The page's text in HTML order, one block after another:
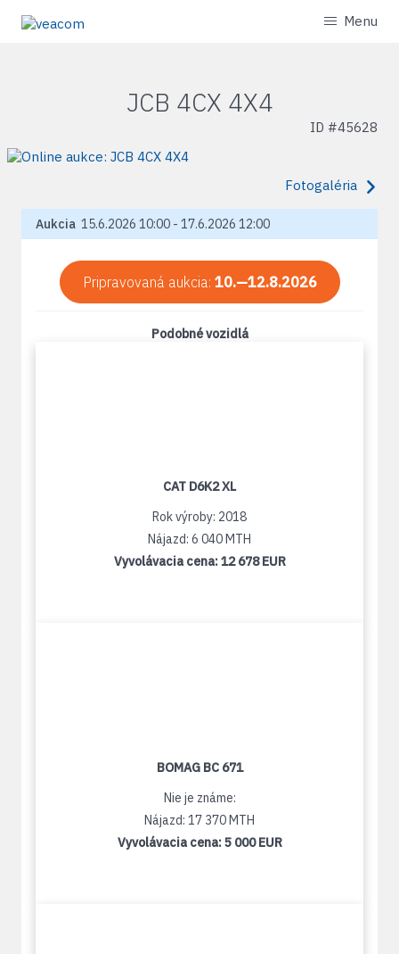
Menu
JCB 4CX 4X4
ID #45628
Fotogaléria
Aukcia 15.6.2026 10:00 - 17.6.2026 12:00
Pripravovaná aukcia: 10.—12.8.2026
Podobné vozidlá
CAT D6K2 XL
Rok výroby: 2018
Nájazd: 6 040 MTH
Vyvolávacia cena:12 678 EUR
BOMAG BC 671
Nie je známe:
Nájazd: 17 370 MTH
Vyvolávacia cena:5 000 EUR